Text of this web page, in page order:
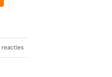
reacties